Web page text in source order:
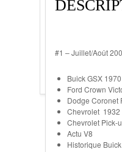
#1 – Juillet/Août
Buick GSX 1970
Ford Crown
Dodge Coronet
Chevrolet
Chevrolet Pick-
Actu V8
Historique Buick